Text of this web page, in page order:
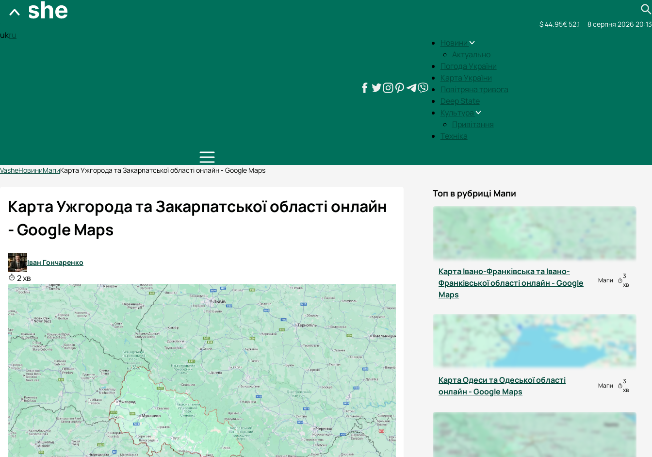
ukru
Новини
Актуально
Погода України
Карта України
Повітряна тривога
Deep State
Культура
Привітання
Техніка
$ 44.95€ 52.1 8 серпня 2026 20:13
VasheНовиниМапиКарта Ужгорода та Закарпатської області онлайн - Google Maps
Карта Ужгорода та Закарпатської області онлайн
- Google Maps
Іван Гончаренко
2 хв
Топ в рубриці Мапи
Карта Івано-Франківська та Івано-
Франківської області онлайн - Google
Maps
Мапи
3
хв
Карта Одеси та Одеської області
онлайн - Google Maps
Мапи
3
хв